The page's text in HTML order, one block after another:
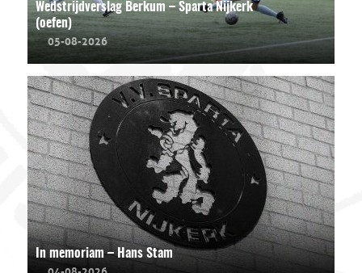
Wedstrijdverslag Berkum – Sparta Nijkerk
(oefen)
05-08-2026
In memoriam – Hans Stam